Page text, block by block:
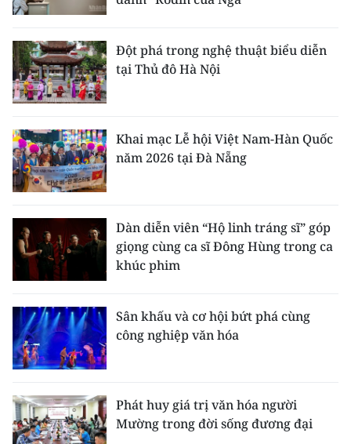
Đột phá trong nghệ thuật biểu diễn
tại Thủ đô Hà Nội
Khai mạc Lễ hội Việt Nam-Hàn Quốc
năm 2026 tại Đà Nẵng
Dàn diễn viên “Hộ linh tráng sĩ” góp
giọng cùng ca sĩ Đông Hùng trong ca
khúc phim
Sân khấu và cơ hội bứt phá cùng
công nghiệp văn hóa
Phát huy giá trị văn hóa người
Mường trong đời sống đương đại